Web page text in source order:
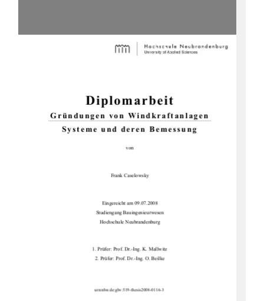
Diplomarbeit
Gründungen von Windkraftanlagen
Systeme und deren Bemessung
von
Frank Caselowsky
Eingereicht am 09.07.2008
Studiengang Bauingenieurwesen
Hochschule Neubrandenburg
1. Prüfer: Prof. Dr.-Ing. K. Mallwitz
2. Prüfer: Prof. Dr.-Ing. O. Beilke
urn:nbn:de:gbv:519-thesis2008-0116-3